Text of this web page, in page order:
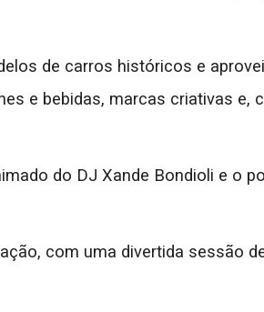
de carros históricos e
e bebidas, marcas criativas e,
do DJ Xande Bondioli e o
com uma divertida sessão